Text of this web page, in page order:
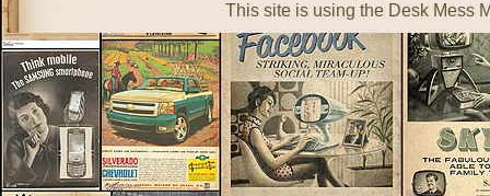
This site is using the Desk Mess